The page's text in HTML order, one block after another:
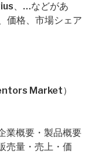
、…などがあ
価格、市場シェア
Market）
概要・製品概要
量・売上・価